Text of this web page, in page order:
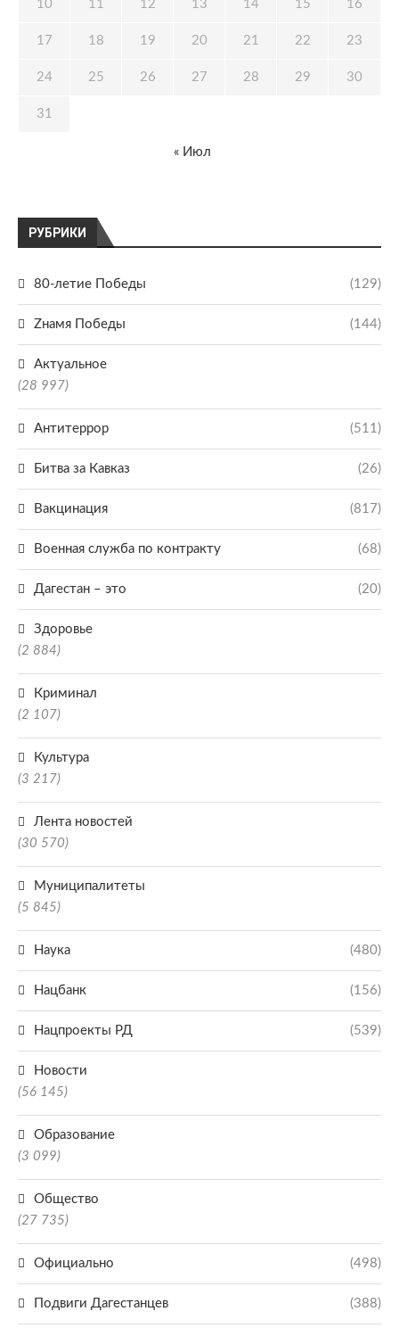
РУБРИКИ
80-летие Победы (129)
Zнамя Победы (144)
Актуальное
(28 997)
Антитеррор (511)
Битва за Кавказ (26)
Вакцинация (817)
Военная служба по контракту (68)
Дагестан – это (20)
Здоровье
(2 884)
Криминал
(2 107)
Культура
(3 217)
Лента новостей
(30 570)
Муниципалитеты
(5 845)
Наука (480)
Нацбанк (156)
Нацпроекты РД (539)
Новости
(56 145)
Образование
(3 099)
Общество
(27 735)
Официально (498)
Подвиги Дагестанцев (388)
10 11 12 13 14 15 16
17 18 19 20 21 22 23
24 25 26 27 28 29 30
31
« Июл